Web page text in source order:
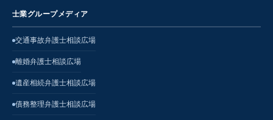
士業グループメディア
交通事故弁護士相談広場
離婚弁護士相談広場
遺産相続弁護士相談広場
債務整理弁護士相談広場